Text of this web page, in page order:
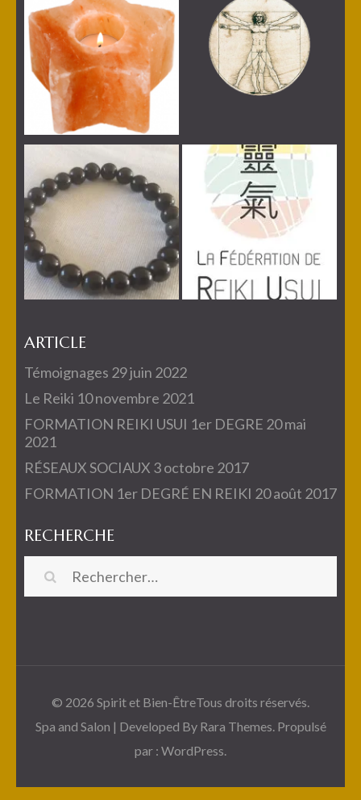
ARTICLE
Témoignages 29 juin 2022
Le Reiki 10 novembre 2021
FORMATION REIKI USUI 1er DEGRE 20 mai
2021
RÉSEAUX SOCIAUX 3 octobre 2017
FORMATION 1er DEGRÉ EN REIKI 20 août 2017
RECHERCHE
Rechercher :
© 2026 Spirit et Bien-ÊtreTous droits réservés.
Spa and Salon | Developed By Rara Themes. Propulsé
par : WordPress.